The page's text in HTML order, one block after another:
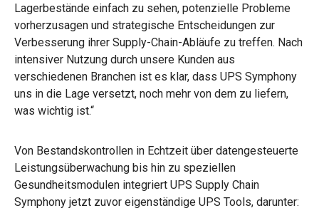
Lagerbestände einfach zu sehen, potenzielle Probleme
vorherzusagen und strategische Entscheidungen zur
Verbesserung ihrer Supply-Chain-Abläufe zu treffen. Nach
intensiver Nutzung durch unsere Kunden aus
verschiedenen Branchen ist es klar, dass UPS Symphony
uns in die Lage versetzt, noch mehr von dem zu liefern,
was wichtig ist.“
Von Bestandskontrollen in Echtzeit über datengesteuerte
Leistungsüberwachung bis hin zu speziellen
Gesundheitsmodulen integriert UPS Supply Chain
Symphony jetzt zuvor eigenständige UPS Tools, darunter: